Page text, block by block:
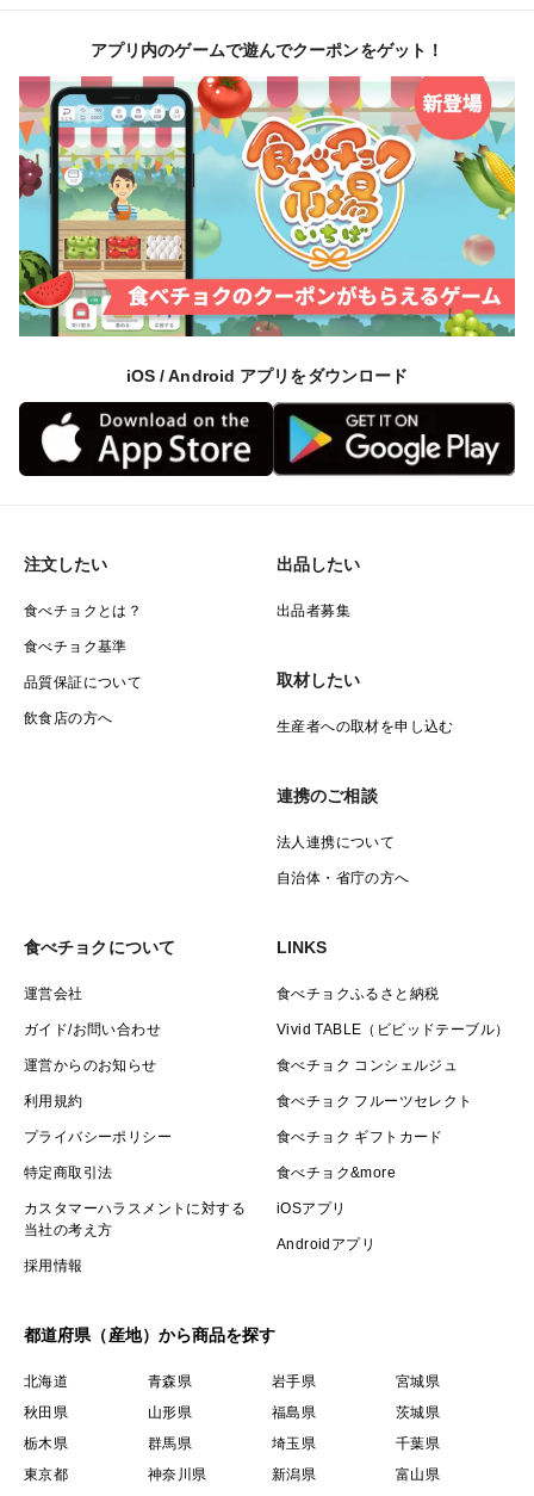
アプリ内のゲームで遊んでクーポンをゲット！
iOS / Android アプリをダウンロード
注文したい
食べチョクとは？
食べチョク基準
品質保証について
飲食店の方へ
出品したい
出品者募集
取材したい
生産者への取材を申し込む
連携のご相談
法人連携について
自治体・省庁の方へ
食べチョクについて
運営会社
ガイド/お問い合わせ
運営からのお知らせ
利用規約
プライバシーポリシー
特定商取引法
カスタマーハラスメントに対する
当社の考え方
採用情報
LINKS
食べチョクふるさと納税
Vivid TABLE（ビビッドテーブル）
食べチョク コンシェルジュ
食べチョク フルーツセレクト
食べチョク ギフトカード
食べチョク&more
iOSアプリ
Androidアプリ
都道府県（産地）から商品を探す
北海道 青森県 岩手県
宮城県
秋田県
山形県 福島県
茨城県
栃木県
群馬県 埼玉県
千葉県
東京都
神奈川県 新潟県 富山県